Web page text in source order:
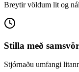
Breytir völdum lit og
Stilla með
Stjórnaðu umfangi